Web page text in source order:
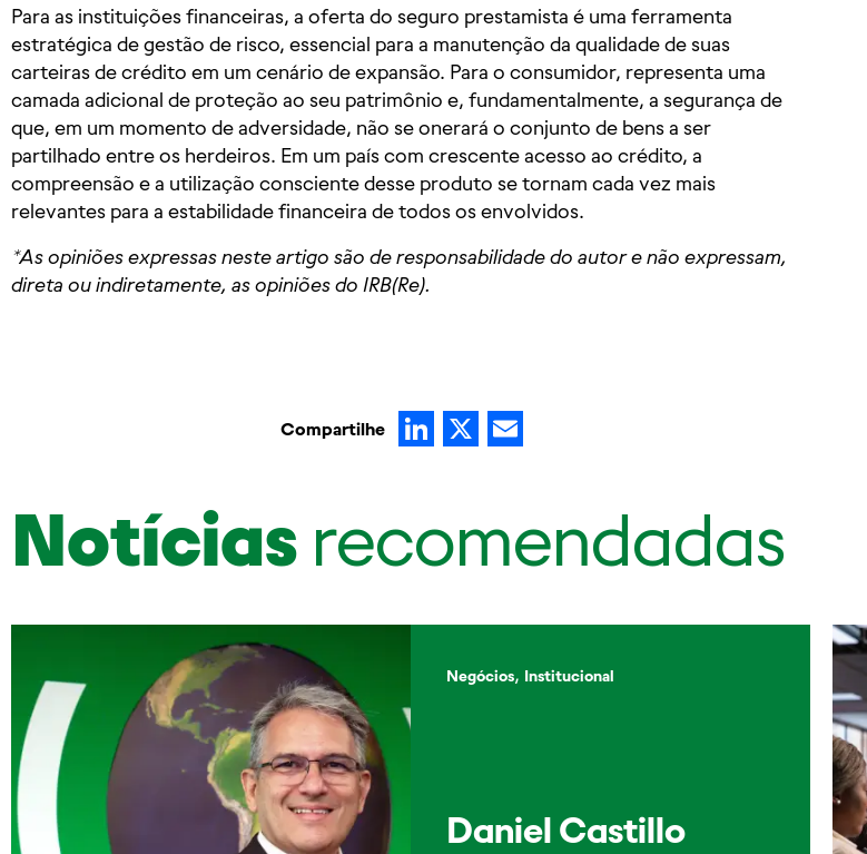
Para as instituições financeiras, a oferta do seguro prestamista é uma ferramenta
estratégica de gestão de risco, essencial para a manutenção da qualidade de suas
carteiras de crédito em um cenário de expansão. Para o consumidor, representa uma
camada adicional de proteção ao seu patrimônio e, fundamentalmente, a segurança de
que, em um momento de adversidade, não se onerará o conjunto de bens a ser
partilhado entre os herdeiros. Em um país com crescente acesso ao crédito, a
compreensão e a utilização consciente desse produto se tornam cada vez mais
relevantes para a estabilidade financeira de todos os envolvidos.
*As opiniões expressas neste artigo são de responsabilidade do autor e não expressam,
direta ou indiretamente, as opiniões do IRB(Re).
Compartilhe LinkedIn
X
Notícias recomendadas
Negócios, Institucional
Daniel Castillo